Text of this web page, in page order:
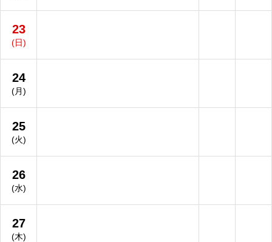
23
(日)
24
(月)
25
(火)
26
(水)
27
(木)